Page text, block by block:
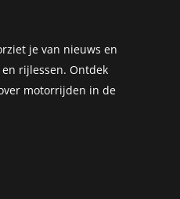
je van nieuws en
rijlessen. Ontdek
motorrijden in de